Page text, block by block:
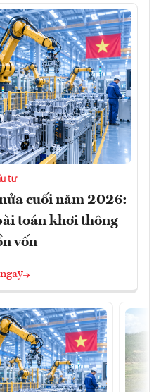
tư
cuối năm 2026:
toán khơi thông
vốn